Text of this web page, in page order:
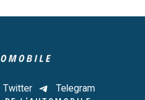
Twitter Telegram